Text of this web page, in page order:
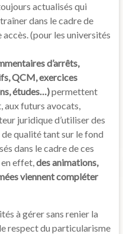
actualisés qui
dans le cadre de
(pour les universités
d’arrêts,
QCM, exercices
études…)permettent
aux futurs avocats,
juridique d’utiliser des
de qualité tant sur le fond
dans le cadre de ces
effet,des animations,
viennent compléter
à gérer sans renier la
respect du particularisme